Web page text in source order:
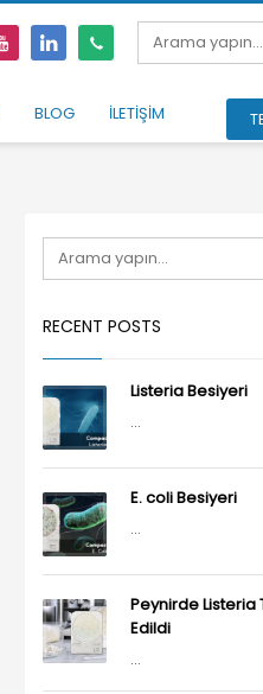
Search
for:
BLOG İLETİŞİM
Search
for:
RECENT POSTS
Listeria Besiyeri
...
E. coli Besiyeri
...
Peynirde Listeria
Edildi
...